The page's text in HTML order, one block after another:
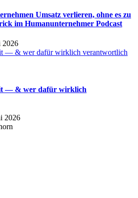
Umsatz verlieren, ohne es zu
im Humanunternehmer Podcast
2026
— & wer dafür wirklich
2026